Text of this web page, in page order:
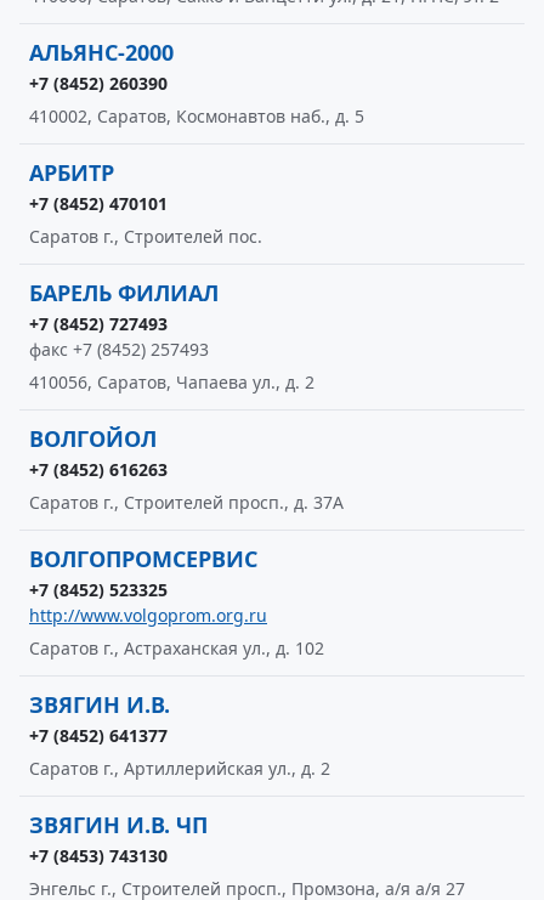
АЛЬЯНС-2000
+7 (8452) 260390
410002, Саратов, Космонавтов наб., д. 5
АРБИТР
+7 (8452) 470101
Саратов г., Строителей пос.
БАРЕЛЬ ФИЛИАЛ
+7 (8452) 727493
факс +7 (8452) 257493
410056, Саратов, Чапаева ул., д. 2
ВОЛГОЙОЛ
+7 (8452) 616263
Саратов г., Строителей просп., д. 37А
ВОЛГОПРОМСЕРВИС
+7 (8452) 523325
http://www.volgoprom.org.ru
Саратов г., Астраханская ул., д. 102
ЗВЯГИН И.В.
+7 (8452) 641377
Саратов г., Артиллерийская ул., д. 2
ЗВЯГИН И.В. ЧП
+7 (8453) 743130
Энгельс г., Строителей просп., Промзона, а/я а/я 27